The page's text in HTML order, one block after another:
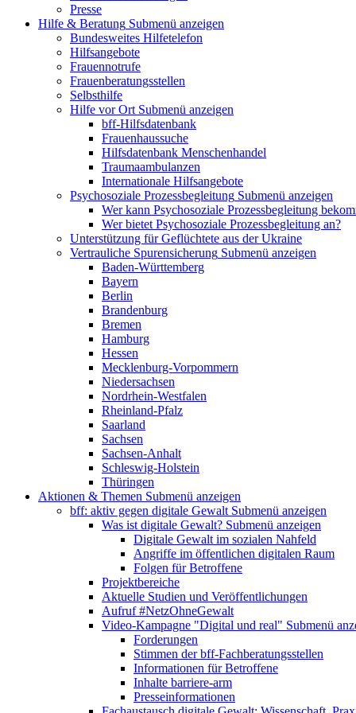
Presse
Hilfe & Beratung Submenü anzeigen
Bundesweites Hilfetelefon
Hilfsangebote
Frauennotrufe
Frauenberatungsstellen
Selbsthilfe
Hilfe vor Ort Submenü anzeigen
bff-Hilfsdatenbank
Frauenhaussuche
Hilfsdatenbank Menschenhandel
Traumaambulanzen
Internationale Hilfsangebote
Psychosoziale Prozessbegleitung Submenü anzeigen
Wer kann Psychosoziale Prozessbegleitung
Wer bietet Psychosoziale Prozessbegleitung an?
Unterstützung für Geflüchtete aus der Ukraine
Vertrauliche Spurensicherung Submenü anzeigen
Baden-Württemberg
Bayern
Berlin
Brandenburg
Bremen
Hamburg
Hessen
Mecklenburg-Vorpommern
Niedersachsen
Nordrhein-Westfalen
Rheinland-Pfalz
Saarland
Sachsen
Sachsen-Anhalt
Schleswig-Holstein
Thüringen
Aktionen & Themen Submenü anzeigen
bff: aktiv gegen digitale Gewalt Submenü anzeigen
Was ist digitale Gewalt? Submenü anzeigen
Digitale Gewalt im sozialen Nahfeld
Angriffe im öffentlichen digitalen Raum
Folgen für Betroffene
Projektbereiche
Aktuelle Studien und Veröffentlichungen
Aufruf #NetzOhneGewalt
Video-Kampagne "Digital und real" Submenü
Forderungen
Stimmen der bff-Fachberatungsstellen
Informationen für Betroffene
Inhalte barriere-arm
Presseinformationen